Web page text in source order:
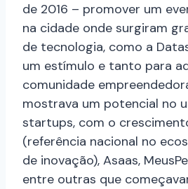
de 2016 – promover um
na cidade onde surgiram
de tecnologia, como a
um estímulo e tanto para
comunidade
mostrava um potencial no
startups, com o
(referência nacional no
de inovação), Asaas,
entre outras que